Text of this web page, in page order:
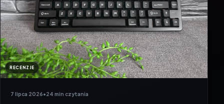
RECENZJE
7 lipca 2026•24 min czytania